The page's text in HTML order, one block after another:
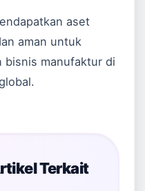
aset
aman untuk
bisnis manufaktur di
Terkait